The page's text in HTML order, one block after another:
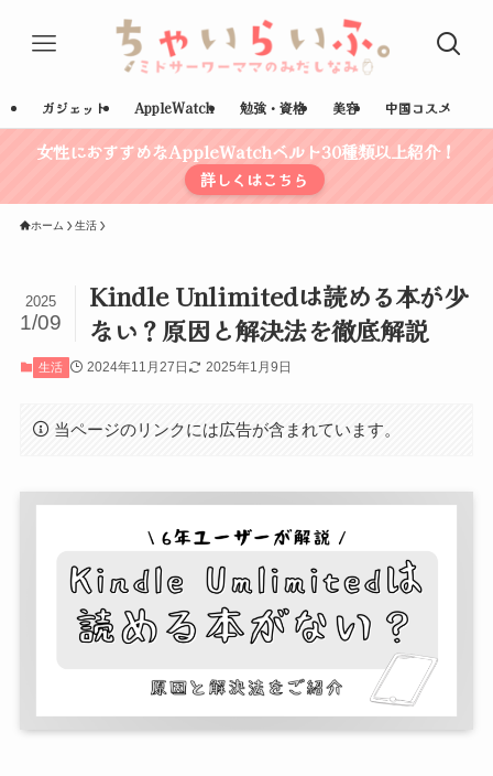
ガジェット AppleWatch 勉強・資格 美容 中国コスメ
女性におすすめなAppleWatchベルト30種類以上紹介！
詳しくはこちら
ホーム 生活
Kindle Unlimitedは読める本が少
ない？原因と解決法を徹底解説
2025
1/09
生活 2024年11月27日 2025年1月9日
当ページのリンクには広告が含まれています。